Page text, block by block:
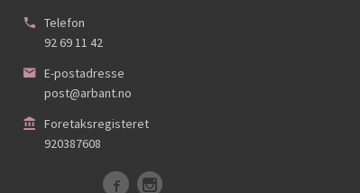
Telefon
92 69 11 42
E-postadresse
post@arbant.no
Foretaksregisteret
920387608